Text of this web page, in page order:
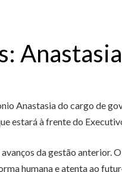
Anastasia do cargo de
estará à frente do
da gestão anterior.
humana e atenta ao